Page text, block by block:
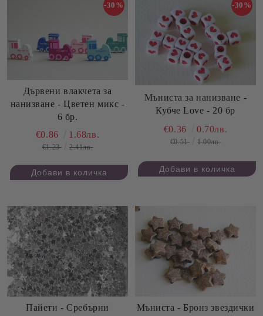
Дървени влакчета за
нанизване - Цветен микс -
6 бр.
-30%
€0.86 1.68лв.
€1.23 2.41лв.
Мъниста за нанизване -
Кубче Love - 20 бр
-30%
€0.36 0.70лв.
€0.51 1.00лв.
Пайети - Сребърни
Мъниста - Бронз звездички